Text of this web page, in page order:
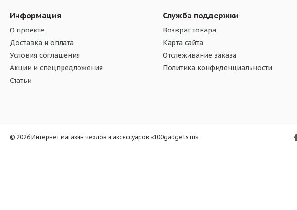
Информация
О проекте
Доставка и оплата
Условия соглашения
Акции и спецпредложения
Статьи
Служба поддержки
Возврат товара
Карта сайта
Отслеживание заказа
Политика конфиденциальности
© 2026 Интернет магазин чехлов и аксессуаров «100gadgets.ru»